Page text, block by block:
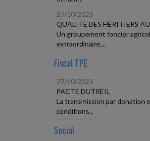
27/10/2023
QUALITÉ DES HÉRITIERS
Un groupement foncier
extraordinaire,...
Fiscal TPE
27/10/2023
PACTE DUTREIL
La transmission par donation
conditions...
Social